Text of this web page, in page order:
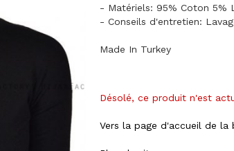
- Matériels: 95% Coton 5%
- Conseils d'entretien:
Made In Turkey
Désolé, ce produit n'est
Vers la page d'accueil de la